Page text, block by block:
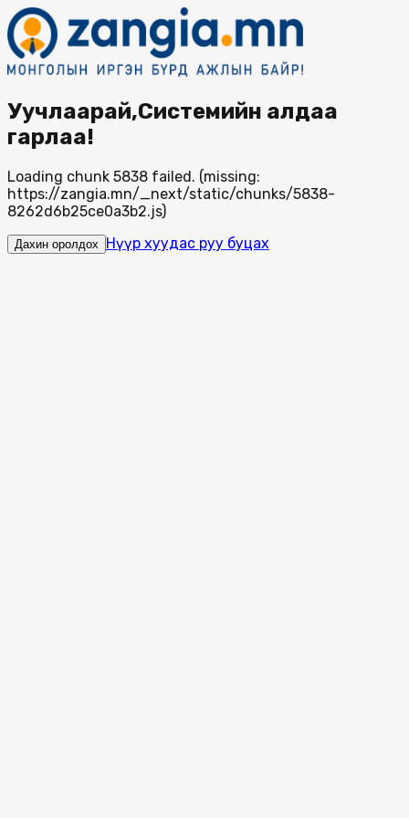
Уучлаарай,Системийн алдаа
гарлаа!
Loading chunk 5838 failed. (missing:
https://zangia.mn/_next/static/chunks/5838-
8262d6b25ce0a3b2.js)
Дахин оролдох Нүүр хуудас руу буцах